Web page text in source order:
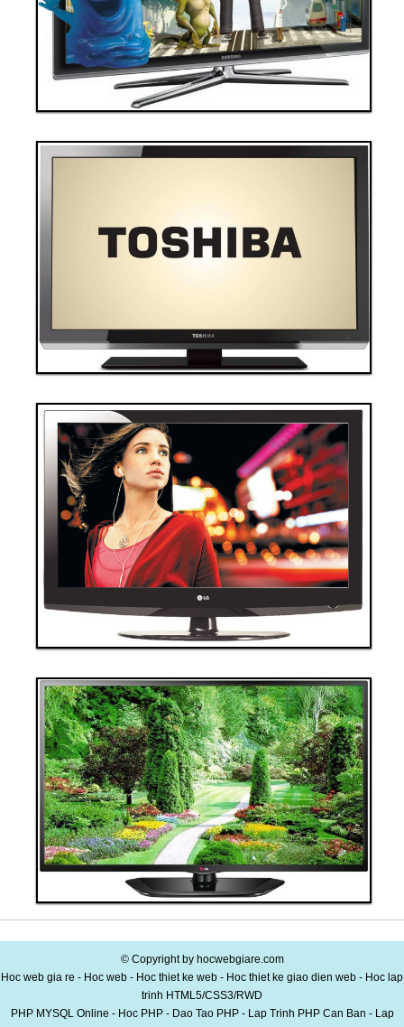
Tivi 6
Giá: 90,000,000 VND
Xem chi tiết
Đặt hàng
Tivi 7
Thanh toán ngay
Tivi 9
Giá: 60,000,000 VND
Xem chi tiết
Đặt hàng
Thanh toán ngay
Tivi 10
Giá: 40,000,000 VND
Xem chi tiết
Đặt hàng
Thanh toán ngay
© Copyright by hocwebgiare.com
Hoc web gia re - Hoc web - Hoc thiet ke web - Hoc thiet ke giao dien web - Hoc lap
trinh HTML5/CSS3/RWD
PHP MYSQL Online - Hoc PHP - Dao Tao PHP - Lap Trinh PHP Can Ban - Lap